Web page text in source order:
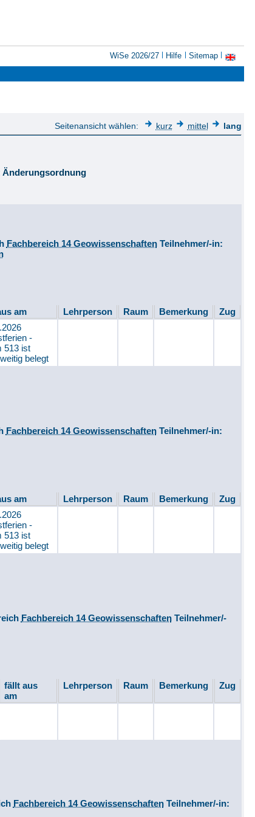
WiSe 2026/27 Hilfe
Sitemap
Seitenansicht wählen: kurz mittel lang
Änderungsordnung
Fachbereich 14 GeowissenschaftenTeilnehmer/-in:
am Lehrperson Raum Bemerkung
Zug
-
513 ist
belegt
Fachbereich 14 GeowissenschaftenTeilnehmer/-in:
am Lehrperson Raum Bemerkung
Zug
-
513 ist
belegt
Fachbereich 14 GeowissenschaftenTeilnehmer/-
fällt aus
am
Lehrperson Raum Bemerkung Zug
Fachbereich 14 GeowissenschaftenTeilnehmer/-in: